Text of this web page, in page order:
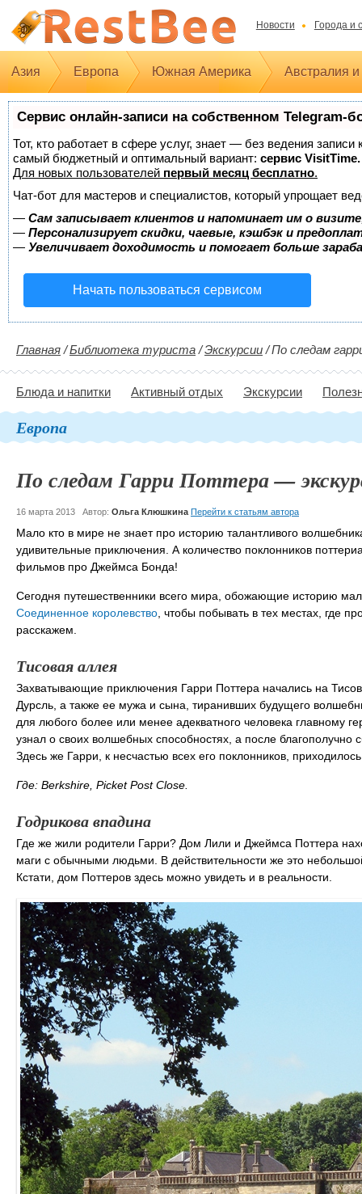
Новости Города и
Азия Европа Южная Америка Австралия
Сервис онлайн-записи на собственном Telegram-
Тот, кто работает в сфере услуг, знает — без ведения
самый бюджетный и оптимальный вариант: сервис VisitTime.
Для новых пользователей первый месяц бесплатно.
Чат-бот для мастеров и специалистов, который упрощает
— Сам записывает клиентов и напоминает им о
— Персонализирует скидки, чаевые, кэшбэк и
— Увеличивает доходимость и помогает больше
Начать пользоваться сервисом
Главная /Библиотека туриста /Экскурсии /По следам
Блюда и напитки Активный отдых Экскурсии
Европа
По следам Гарри Поттера —
16 марта 2013 Автор: Ольга Клюшкина Перейти к статьям автора
Мало кто в мире не знает про историю талантливого
удивительные приключения. А количество поклонников
фильмов про Джеймса Бонда!
Сегодня путешественники всего мира, обожающие историю
Соединенное королевство , чтобы побывать в тех местах, где
расскажем.
Тисовая аллея
Захватывающие приключения Гарри Поттера начались на
Дурсль, а также ее мужа и сына, тиранивших будущего
для любого более или менее адекватного человека главному
узнал о своих волшебных способностях, а после
Здесь же Гарри, к несчастью всех его поклонников,
Где: Berkshire, Picket Post Close.
Годрикова впадина
Где же жили родители Гарри? Дом Лили и Джеймса Поттера
маги с обычными людьми. В действительности же это
Кстати, дом Поттеров здесь можно увидеть и в реальности.